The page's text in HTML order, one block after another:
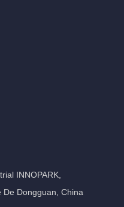
INNOPARK,
De Dongguan, China